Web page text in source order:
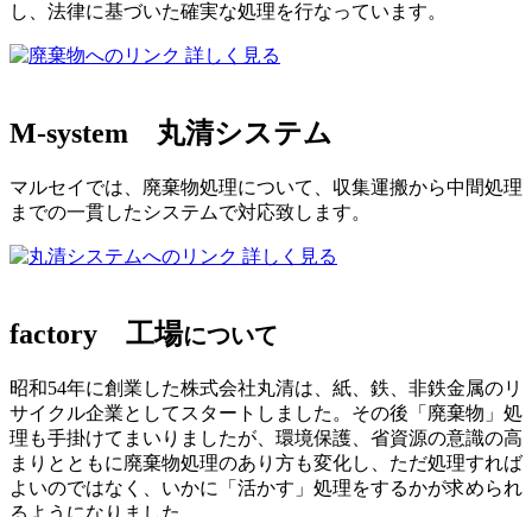
し、法律に基づいた確実な処理を行なっています。
詳しく見る
M-system 丸清システム
マルセイでは、廃棄物処理について、収集運搬から中間処理
までの一貫したシステムで対応致します。
詳しく見る
factory 工場について
昭和54年に創業した株式会社丸清は、紙、鉄、非鉄金属のリ
サイクル企業としてスタートしました。その後「廃棄物」処
理も手掛けてまいりましたが、環境保護、省資源の意識の高
まりとともに廃棄物処理のあり方も変化し、ただ処理すれば
よいのではなく、いかに「活かす」処理をするかが求められ
るようになりました。